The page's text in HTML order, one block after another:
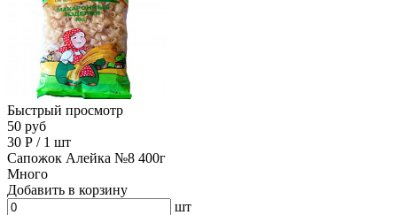
Быстрый просмотр
50 руб
30 Р / 1 шт
Сапожок Алейка №8 400г
Много
Добавить в корзину
шт